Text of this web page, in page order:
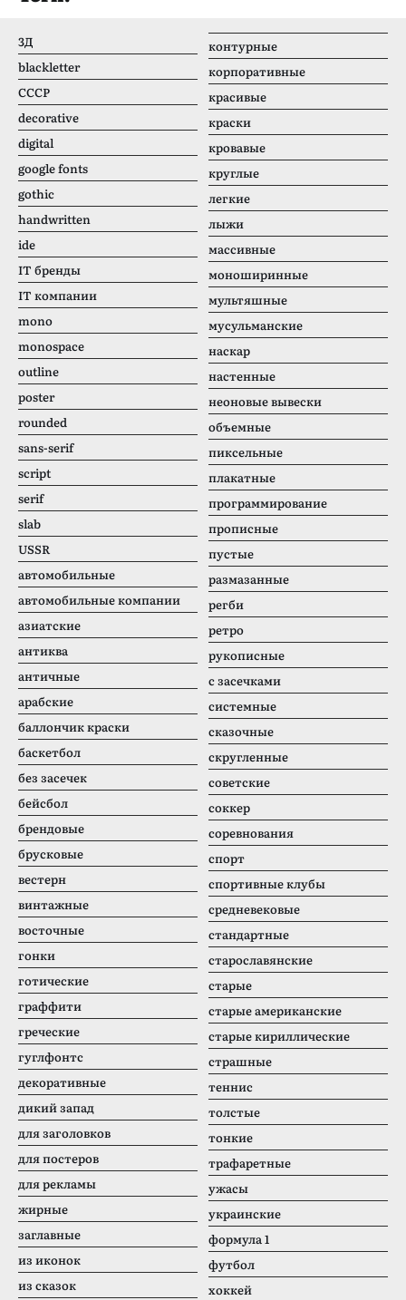
3Д
blackletter
CCCР
decorative
digital
google fonts
gothic
handwritten
ide
IT бренды
IT компании
mono
monospace
outline
poster
rounded
sans-serif
script
serif
slab
USSR
автомобильные
автомобильные компании
азиатские
антиква
античные
арабские
баллончик краски
баскетбол
без засечек
бейсбол
брендовые
брусковые
вестерн
винтажные
восточные
гонки
готические
граффити
греческие
гуглфонтс
декоративные
дикий запад
для заголовков
для постеров
для рекламы
жирные
заглавные
из иконок
из сказок
контурные
корпоративные
красивые
краски
кровавые
круглые
легкие
лыжи
массивные
моноширинные
мультяшные
мусульманские
наскар
настенные
неоновые вывески
объемные
пиксельные
плакатные
программирование
прописные
пустые
размазанные
регби
ретро
рукописные
с засечками
системные
сказочные
скругленные
советские
соккер
соревнования
спорт
спортивные клубы
средневековые
стандартные
старославянские
старые
старые американские
старые кириллические
страшные
теннис
толстые
тонкие
трафаретные
ужасы
украинские
формула 1
футбол
хоккей